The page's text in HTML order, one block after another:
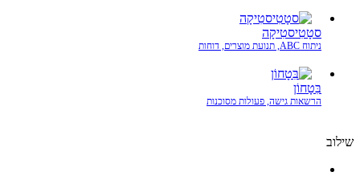
סטָטִיסטִיקָה
ניתוח ABC, תנועת מוצרים, דוחות
בִּטָחוֹן
הרשאות גישה, פעולות מסוכנות
שילוב